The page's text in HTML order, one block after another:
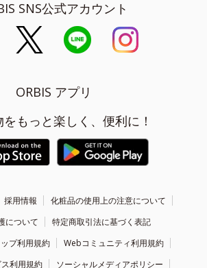
SNS公式アカウント
ORBIS アプリ
もっと楽しく、便利に！
採用情報
化粧品の使用上の注意について
について
特定商取引法に基づく表記
プ利用規約
Webコミュニティ利用規約
利用規約
ソーシャルメディアポリシー